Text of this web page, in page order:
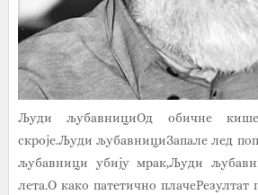
Људи љубавнициОд обичне
скроје.Људи љубавнициЗапале лед
љубавници убију мрак,Људи
лета.О како патетично